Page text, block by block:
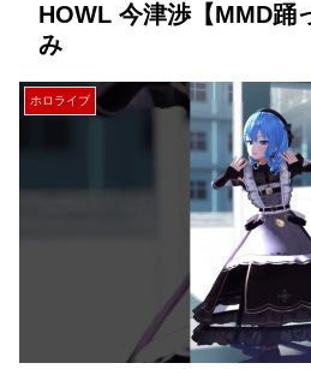
HOWL 今津渉【MMD踊
み
ホロライブ